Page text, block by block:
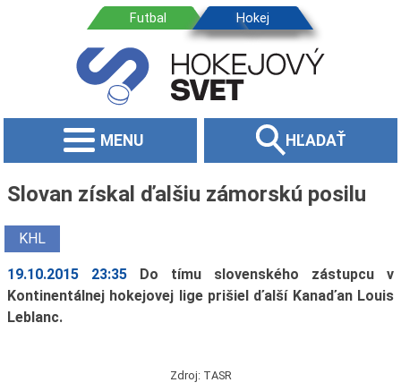
MENU HĽADAŤ
Slovan získal ďalšiu zámorskú posilu
KHL
19.10.2015 23:35
Do tímu slovenského zástupcu v
Kontinentálnej hokejovej lige prišiel ďalší Kanaďan Louis
Leblanc.
Zdroj: TASR